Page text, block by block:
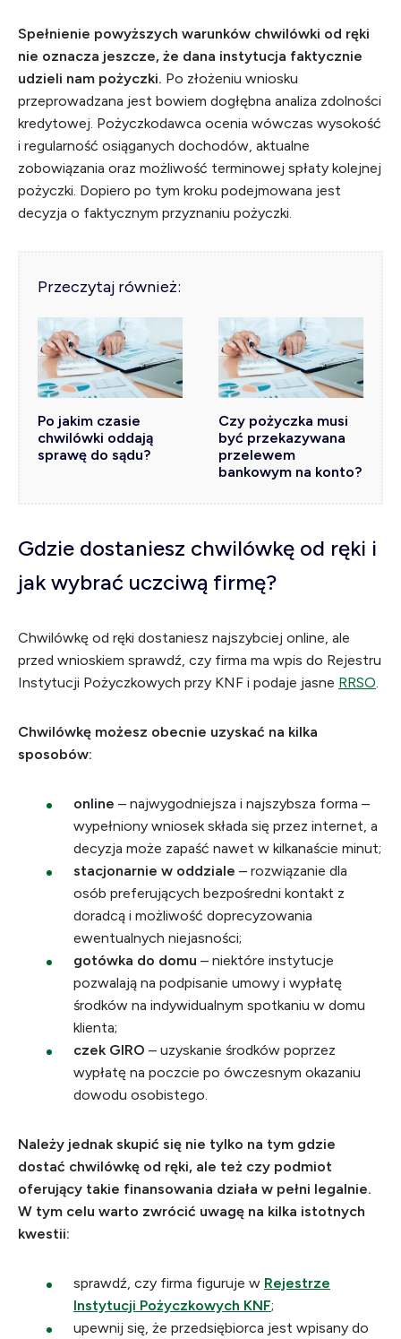
Spełnienie powyższych warunków chwilówki od ręki
nie oznacza jeszcze, że dana instytucja faktycznie
udzieli nam pożyczki. Po złożeniu wniosku
przeprowadzana jest bowiem dogłębna analiza zdolności
kredytowej. Pożyczkodawca ocenia wówczas wysokość
i regularność osiąganych dochodów, aktualne
zobowiązania oraz możliwość terminowej spłaty kolejnej
pożyczki. Dopiero po tym kroku podejmowana jest
decyzja o faktycznym przyznaniu pożyczki.
Przeczytaj również:
Po jakim czasie
chwilówki oddają
sprawę do sądu?
Czy pożyczka musi
być przekazywana
przelewem
bankowym na konto?
Gdzie dostaniesz chwilówkę od ręki i
jak wybrać uczciwą firmę?
Chwilówkę od ręki dostaniesz najszybciej online, ale
przed wnioskiem sprawdź, czy firma ma wpis do Rejestru
Instytucji Pożyczkowych przy KNF i podaje jasne RRSO
Chwilówkę możesz obecnie uzyskać na kilka
sposobów:
online – najwygodniejsza i najszybsza forma –
wypełniony wniosek składa się przez internet, a
decyzja może zapaść nawet w kilkanaście minut;
stacjonarnie w oddziale – rozwiązanie dla
osób preferujących bezpośredni kontakt z
doradcą i możliwość doprecyzowania
ewentualnych niejasności;
gotówka do domu – niektóre instytucje
pozwalają na podpisanie umowy i wypłatę
środków na indywidualnym spotkaniu w domu
klienta;
czek GIRO – uzyskanie środków poprzez
wypłatę na poczcie po ówczesnym okazaniu
dowodu osobistego.
Należy jednak skupić się nie tylko na tym gdzie
dostać chwilówkę od ręki, ale też czy podmiot
oferujący takie finansowania działa w pełni legalnie.
W tym celu warto zwrócić uwagę na kilka istotnych
kwestii:
sprawdź, czy firma figuruje w Rejestrze
Instytucji Pożyczkowych KNF;
upewnij się, że przedsiębiorca jest wpisany do